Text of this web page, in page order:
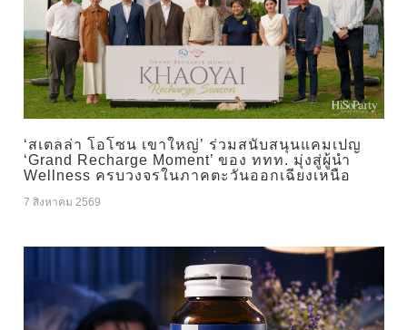
‘สเตลล่า โอโซน เขาใหญ่’ ร่วมสนับสนุนแคมเปญ
‘Grand Recharge Moment’ ของ ททท. มุ่งสู่ผู้นำ
Wellness ครบวงจรในภาคตะวันออกเฉียงเหนือ
7 สิงหาคม 2569